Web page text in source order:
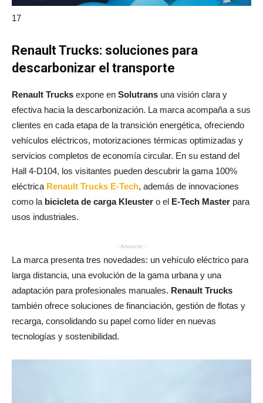
17
Renault Trucks: soluciones para
descarbonizar el transporte
Renault Trucks expone en Solutrans una visión clara y
efectiva hacia la descarbonización. La marca acompaña a sus
clientes en cada etapa de la transición energética, ofreciendo
vehículos eléctricos, motorizaciones térmicas optimizadas y
servicios completos de economía circular. En su estand del
Hall 4-D104, los visitantes pueden descubrir la gama 100%
eléctrica Renault Trucks E-Tech, además de innovaciones
como la bicicleta de carga Kleuster o el E-Tech Master para
usos industriales.
- Anuncio -
La marca presenta tres novedades: un vehículo eléctrico para
larga distancia, una evolución de la gama urbana y una
adaptación para profesionales manuales. Renault Trucks
también ofrece soluciones de financiación, gestión de flotas y
recarga, consolidando su papel como líder en nuevas
tecnologías y sostenibilidad.